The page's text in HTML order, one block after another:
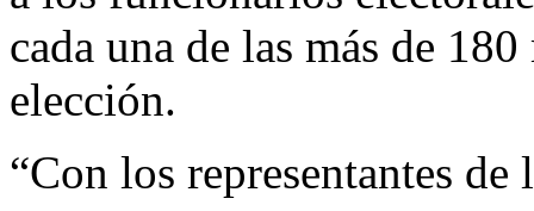
cada una de las más de
elección.
“Con los representantes